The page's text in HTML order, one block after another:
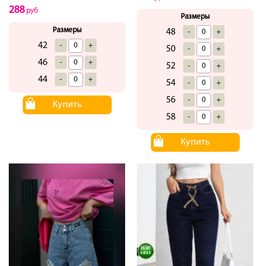
288руб
Размеры
42 - +
46 - +
44 - +
Купить
Размеры
48 - +
50 - +
52 - +
54 - +
56 - +
58 - +
Купить